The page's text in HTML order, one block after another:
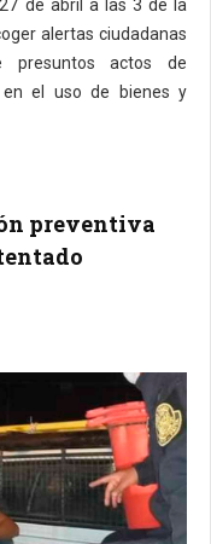
de abril a las 3 de la
alertas ciudadanas
presuntos actos de
en el uso de bienes y
preventiva